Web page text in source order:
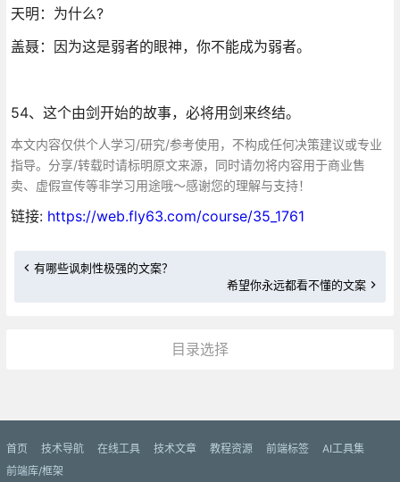
天明：为什么?
盖聂：因为这是弱者的眼神，你不能成为弱者。
54、这个由剑开始的故事，必将用剑来终结。
本文内容仅供个人学习/研究/参考使用，不构成任何决策建议或专业
指导。分享/转载时请标明原文来源，同时请勿将内容用于商业售
卖、虚假宣传等非学习用途哦～感谢您的理解与支持！
链接: https://web.fly63.com/course/35_1761
有哪些讽刺性极强的文案？
希望你永远都看不懂的文案
目录选择
首页 技术导航 在线工具 技术文章 教程资源 前端标签
AI工具集
前端库/框架